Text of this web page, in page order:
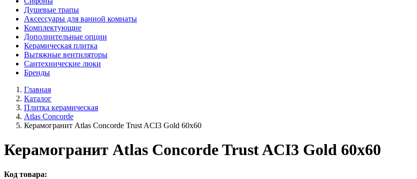
Душевые трапы
Аксессуары для ванной комнаты
Комплектующие
Дополнительные опции
Керамическая плитка
Вытяжные вентиляторы
Сантехнические люки
Бренды
Главная
Каталог
Плитка керамическая
Atlas Concorde
Керамогранит Atlas Concorde Trust ACI3 Gold 60x60
Керамогранит Atlas Concorde Trust ACI3 Gold 60x60
Код товара: